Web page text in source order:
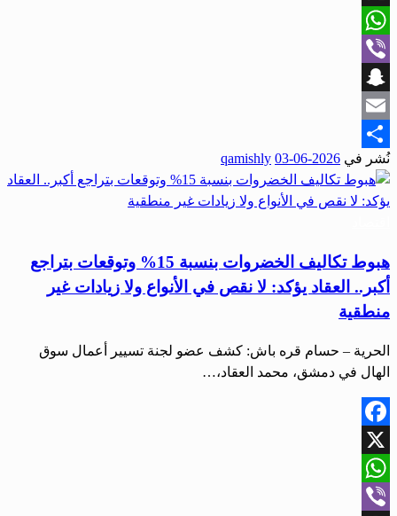
X
WhatsApp
Viber
Snapchat
Email
Share
نُشر في 2026-06-03
qamishly
هبوط تكاليف الخضروات بنسبة 15% وتوقعات بتراجع
أكبر.. العقاد يؤكد: لا نقص في الأنواع ولا زيادات غير
منطقية
الحرية – حسام قره باش: كشف عضو لجنة تسيير أعمال سوق
الهال في دمشق، محمد العقاد،…
Facebook
X
WhatsApp